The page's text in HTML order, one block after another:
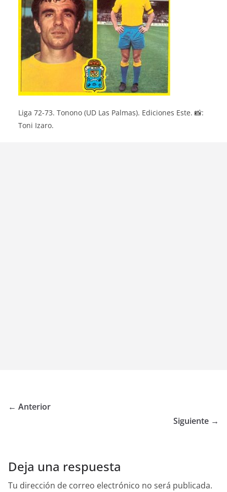
Liga 72-73. Tonono (UD Las Palmas). Ediciones Este. 📸:
Toni Izaro.
← Anterior
Siguiente →
Deja una respuesta
Tu dirección de correo electrónico no será publicada.